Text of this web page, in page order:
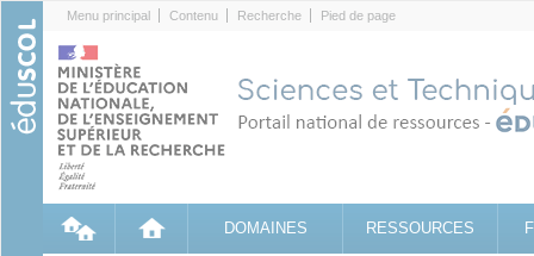
Menu principal Contenu Recherche Pied de page
DOMAINES RESSOURCES